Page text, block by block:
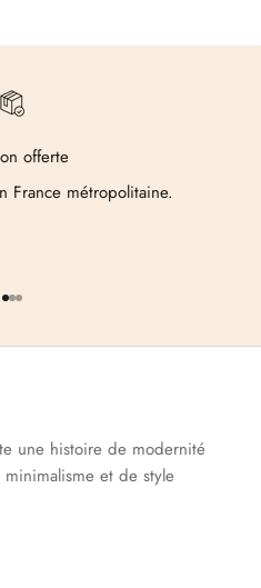
offerte
France métropolitaine.
Aller à l'élément 1
Aller à l'élément 2
Aller à l'élément 3
une histoire de modernité
et de style